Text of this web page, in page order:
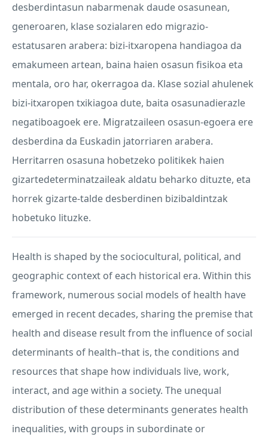
desberdintasun nabarmenak daude osasunean,
generoaren, klase sozialaren edo migrazio-
estatusaren arabera: bizi-itxaropena handiagoa da
emakumeen artean, baina haien osasun fisikoa eta
mentala, oro har, okerragoa da. Klase sozial ahulenek
bizi-itxaropen txikiagoa dute, baita osasunadierazle
negatiboagoek ere. Migratzaileen osasun-egoera ere
desberdina da Euskadin jatorriaren arabera.
Herritarren osasuna hobetzeko politikek haien
gizartedeterminatzaileak aldatu beharko dituzte, eta
horrek gizarte-talde desberdinen bizibaldintzak
hobetuko lituzke.
Health is shaped by the sociocultural, political, and
geographic context of each historical era. Within this
framework, numerous social models of health have
emerged in recent decades, sharing the premise that
health and disease result from the influence of social
determinants of health–that is, the conditions and
resources that shape how individuals live, work,
interact, and age within a society. The unequal
distribution of these determinants generates health
inequalities, with groups in subordinate or